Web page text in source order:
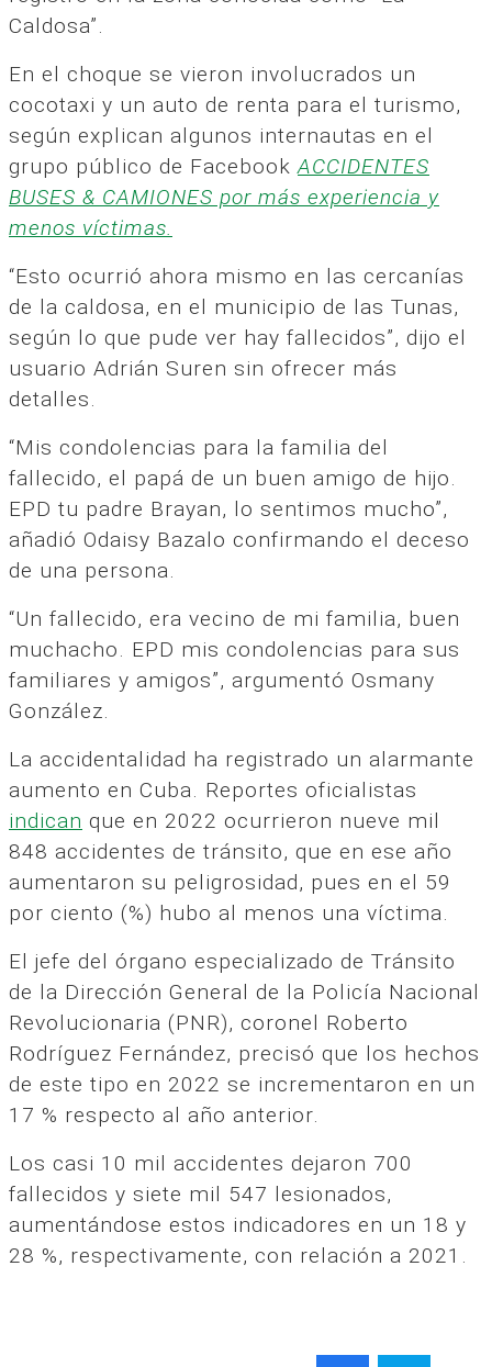
Caldosa”.
En el choque se vieron involucrados un
cocotaxi y un auto de renta para el turismo,
según explican algunos internautas en el
grupo público de FacebookACCIDENTES
BUSES & CAMIONES por más experiencia y
menos víctimas.
“Esto ocurrió ahora mismo en las cercanías
de la caldosa, en el municipio de las Tunas,
según lo que pude ver hay fallecidos”, dijo el
usuario Adrián Suren sin ofrecer más
detalles.
“Mis condolencias para la familia del
fallecido, el papá de un buen amigo de hijo.
EPD tu padre Brayan, lo sentimos mucho”,
añadió Odaisy Bazalo confirmando el deceso
de una persona.
“Un fallecido, era vecino de mi familia, buen
muchacho. EPD mis condolencias para sus
familiares y amigos”, argumentó Osmany
González.
La accidentalidad ha registrado un alarmante
aumento en Cuba. Reportes oficialistas
indican que en 2022 ocurrieron nueve mil
848 accidentes de tránsito, que en ese año
aumentaron su peligrosidad, pues en el 59
por ciento (%) hubo al menos una víctima.
El jefe del órgano especializado de Tránsito
de la Dirección General de la Policía Nacional
Revolucionaria (PNR), coronel Roberto
Rodríguez Fernández, precisó que los hechos
de este tipo en 2022 se incrementaron en un
17 % respecto al año anterior.
Los casi 10 mil accidentes dejaron 700
fallecidos y siete mil 547 lesionados,
aumentándose estos indicadores en un 18 y
28 %, respectivamente, con relación a 2021.